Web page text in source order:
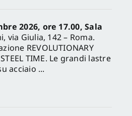
2026, ore 17.00, Sala
via Giulia, 142 – Roma.
REVOLUTIONARY
TIME. Le grandi lastre
acciaio ...